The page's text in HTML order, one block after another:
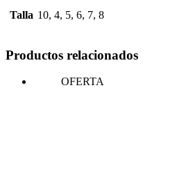
Talla 10, 4, 5, 6, 7, 8
Productos relacionados
OFERTA